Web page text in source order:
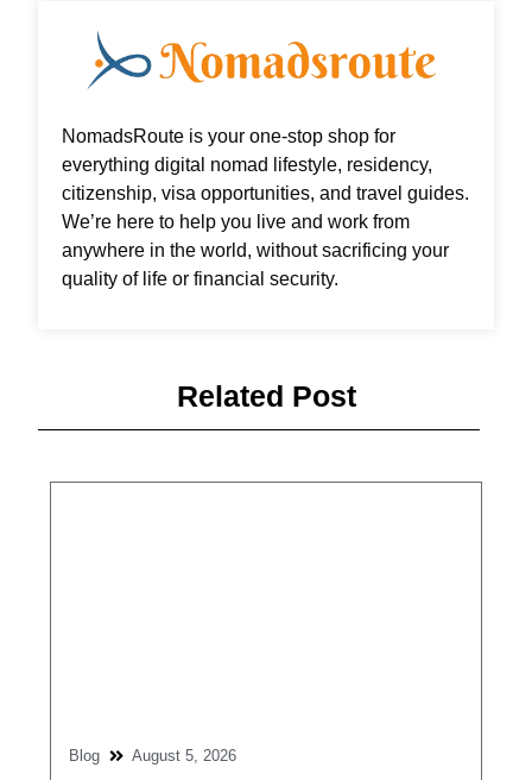
NomadsRoute is your one-stop shop for
everything digital nomad lifestyle, residency,
citizenship, visa opportunities, and travel guides.
We’re here to help you live and work from
anywhere in the world, without sacrificing your
quality of life or financial security.
Related Post
Blog August 5, 2026